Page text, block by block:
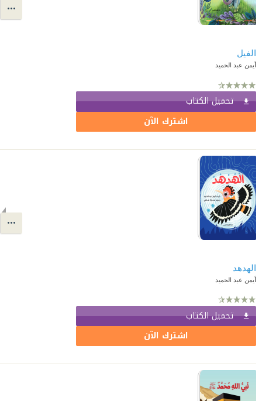
أيمن عبد الحميد
تحميل الكتاب
اشترك الآن
الهدهد
أيمن عبد الحميد
تحميل الكتاب
اشترك الآن